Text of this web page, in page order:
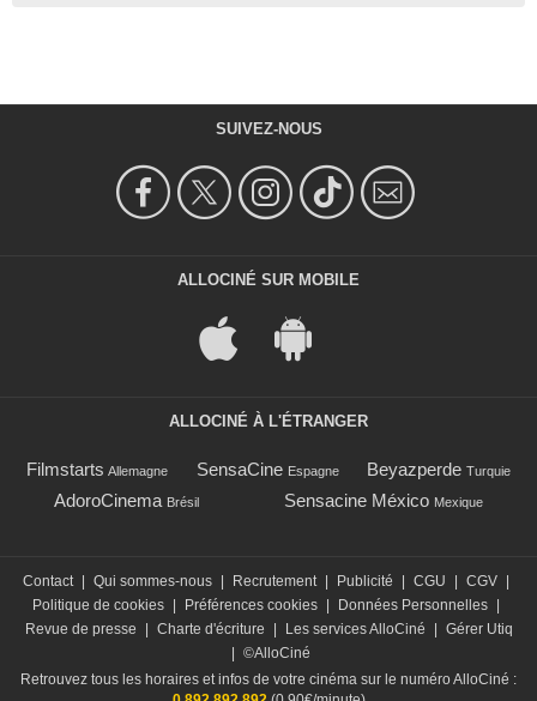
SUIVEZ-NOUS
ALLOCINÉ SUR MOBILE
ALLOCINÉ À L'ÉTRANGER
Filmstarts Allemagne SensaCine Espagne Beyazperde Turquie
AdoroCinema Brésil Sensacine México Mexique
Contact | Qui sommes-nous | Recrutement | Publicité | CGU | CGV |
Politique de cookies | Préférences cookies | Données Personnelles |
Revue de presse
| Charte d'écriture | Les services AlloCiné | Gérer Utiq
| ©AlloCiné
Retrouvez tous les horaires et infos de votre cinéma sur le numéro AlloCiné :